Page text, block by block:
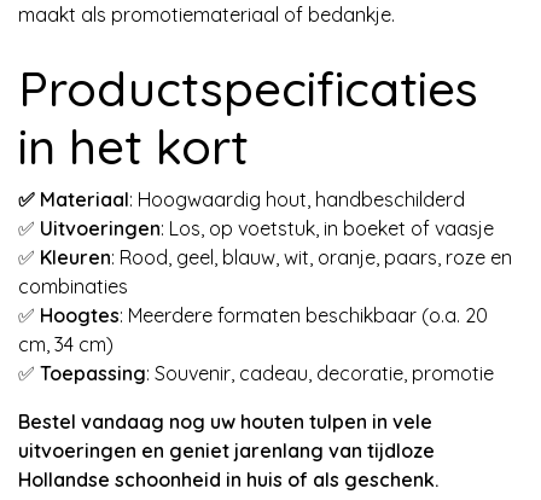
maakt als promotiemateriaal of bedankje.
Productspecificaties
in het kort
✅ Materiaal: Hoogwaardig hout, handbeschilderd
✅ Uitvoeringen: Los, op voetstuk, in boeket of vaasje
✅ Kleuren: Rood, geel, blauw, wit, oranje, paars, roze en
combinaties
✅ Hoogtes: Meerdere formaten beschikbaar (o.a. 20
cm, 34 cm)
✅ Toepassing: Souvenir, cadeau, decoratie, promotie
Bestel vandaag nog uw houten tulpen in vele
uitvoeringen en geniet jarenlang van tijdloze
Hollandse schoonheid in huis of als geschenk.